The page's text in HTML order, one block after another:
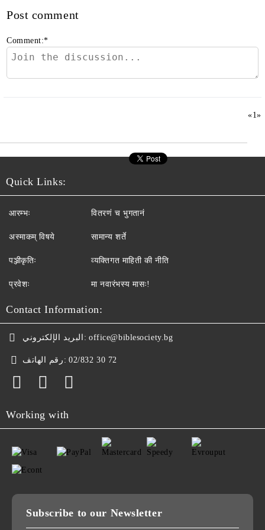
Post comment
Comment:*
«1»
Quick Links:
आरम्भः
अस्माकम् विषये
पञ्जीकृतिः
प्रवेशः
वितरणं च भुगतानं
सामान्य शर्ते
व्यक्तिगत माहिती की नीति
मा नवारंभस्य मासः!
Contact Information:
البريد الإلكتروني: office@biblesociety.bg
رقم الهاتف: 02/832 30 72
Working with
Subscribe to our Newsletter